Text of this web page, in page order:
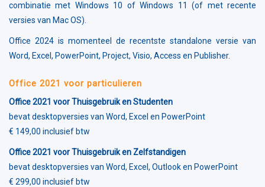
combinatie met Windows 10 of Windows 11 (of met recente
versies van Mac OS).
Office 2024 is momenteel de recentste standalone versie van
Word, Excel, PowerPoint, Project, Visio, Access en Publisher.
Office 2021 voor particulieren
Office 2021 voor Thuisgebruik en Studenten
bevat desktopversies van Word, Excel en PowerPoint
€ 149,00 inclusief btw
Office 2021 voor Thuisgebruik en Zelfstandigen
bevat desktopversies van Word, Excel, Outlook en PowerPoint
€ 299,00 inclusief btw